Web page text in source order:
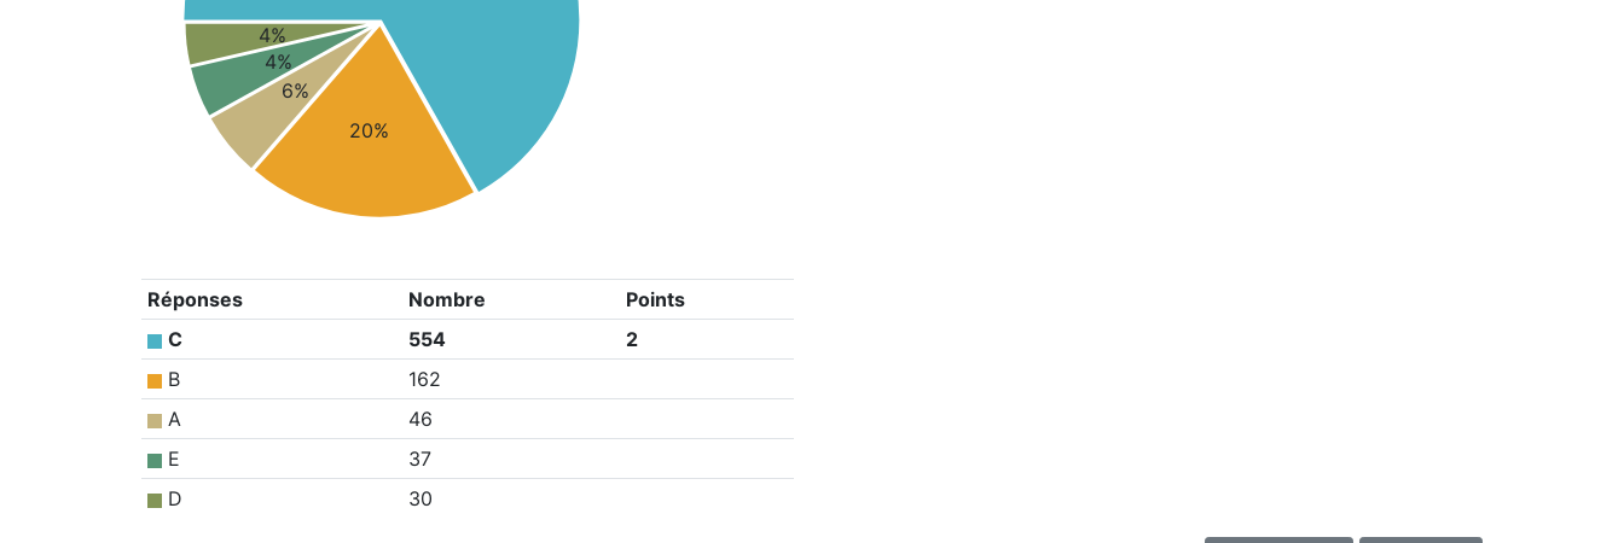
20%
6%
4%
4%
Réponses Nombre
Points
C
554
2
B
162
A
46
E
37
D
30